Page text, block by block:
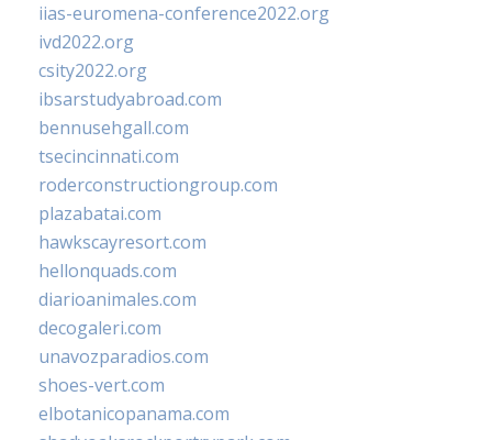
iias-euromena-conference2022.org
ivd2022.org
csity2022.org
ibsarstudyabroad.com
bennusehgall.com
tsecincinnati.com
roderconstructiongroup.com
plazabatai.com
hawkscayresort.com
hellonquads.com
diarioanimales.com
decogaleri.com
unavozparadios.com
shoes-vert.com
elbotanicopanama.com